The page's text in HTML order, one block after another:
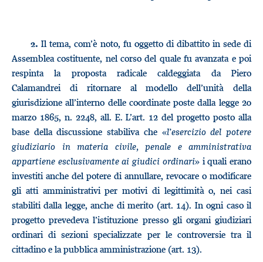
2. Il tema, com’è noto, fu oggetto di dibattito in sede di
Assemblea costituente, nel corso del quale fu avanzata e poi
respinta la proposta radicale caldeggiata da Piero
Calamandrei di ritornare al modello dell’unità della
giurisdizione all’interno delle coordinate poste dalla legge 20
marzo 1865, n. 2248, all. E. L’art. 12 del progetto posto alla
base della discussione stabiliva che «l’esercizio del potere
giudiziario in materia civile, penale e amministrativa
appartiene esclusivamente ai giudici ordinari» i quali erano
investiti anche del potere di annullare, revocare o modificare
gli atti amministrativi per motivi di legittimità o, nei casi
stabiliti dalla legge, anche di merito (art. 14). In ogni caso il
progetto prevedeva l’istituzione presso gli organi giudiziari
ordinari di sezioni specializzate per le controversie tra il
cittadino e la pubblica amministrazione (art. 13).